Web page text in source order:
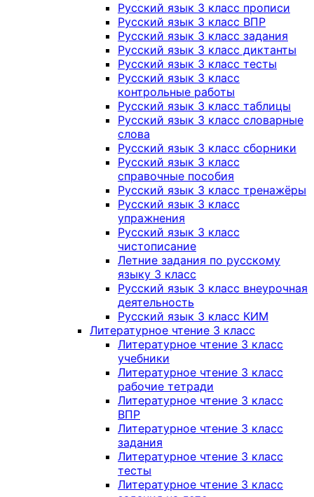
Русский язык 3 класс прописи
Русский язык 3 класс ВПР
Русский язык 3 класс задания
Русский язык 3 класс диктанты
Русский язык 3 класс тесты
Русский язык 3 класс
контрольные работы
Русский язык 3 класс таблицы
Русский язык 3 класс словарные
слова
Русский язык 3 класс сборники
Русский язык 3 класс
справочные пособия
Русский язык 3 класс тренажёры
Русский язык 3 класс
упражнения
Русский язык 3 класс
чистописание
Летние задания по русскому
языку 3 класс
Русский язык 3 класс внеурочная
деятельность
Русский язык 3 класс КИМ
Литературное чтение 3 класс
Литературное чтение 3 класс
учебники
Литературное чтение 3 класс
рабочие тетради
Литературное чтение 3 класс
ВПР
Литературное чтение 3 класс
задания
Литературное чтение 3 класс
тесты
Литературное чтение 3 класс